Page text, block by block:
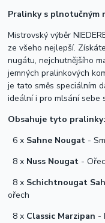
Pralinky s plnotučným
Mistrovský výběr
ze všeho nejlepší.
nugátu, nejchutnějšího
jemných pralinkových
je tato směs speciálním
ideální i pro mlsání sebe
Obsahuje tyto pralinky:
6 x Sahne Nougat -
8 x Nuss Nougat -
8 x Schichtnougat
ořech
8 x Classic Marzipan -